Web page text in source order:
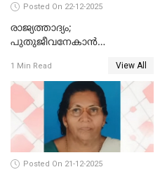
Posted On 22-12-2025
രാജ്യത്താദ്യം;
പുതുജീവനേകാൻ
എറണാകുളം സർക്കാർ
ജനറൽ
ആശുപത്രിയിലെത്തിച്ചു
1 Min Read View All
Posted On 21-12-2025